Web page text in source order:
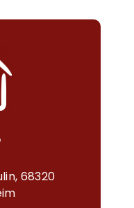
68320